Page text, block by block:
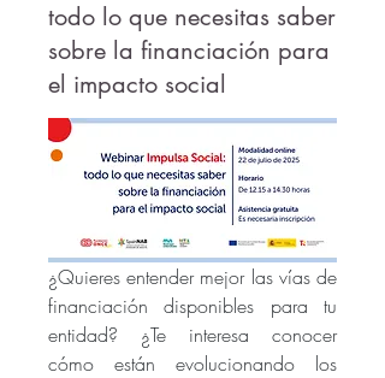
todo lo que necesitas saber
sobre la financiación para
el impacto social
¿Quieres entender mejor las vías de
financiación disponibles para tu
entidad? ¿Te interesa conocer
cómo están evolucionando los